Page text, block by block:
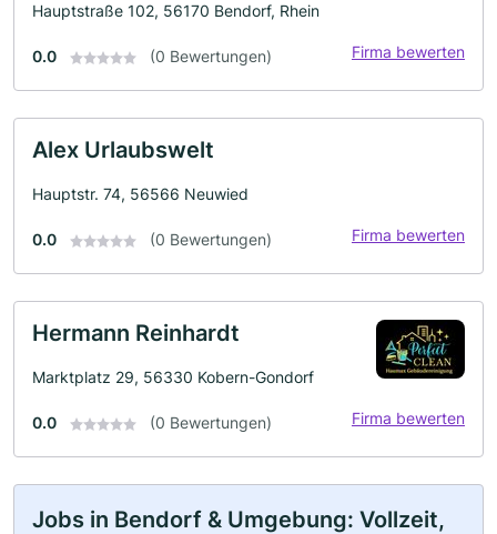
Hauptstraße 102, 56170 Bendorf, Rhein
0.0 (0 Bewertungen) Firma bewerten
Alex Urlaubswelt
Hauptstr. 74, 56566 Neuwied
0.0 (0 Bewertungen) Firma bewerten
Hermann Reinhardt
Marktplatz 29, 56330 Kobern-Gondorf
0.0 (0 Bewertungen) Firma bewerten
Jobs in Bendorf & Umgebung: Vollzeit,